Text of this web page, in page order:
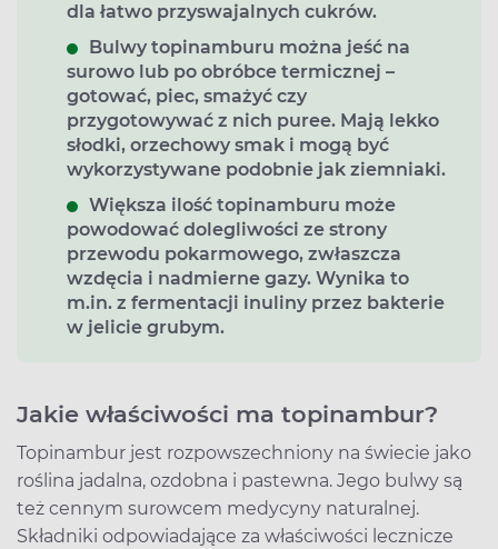
dla łatwo przyswajalnych cukrów.
Bulwy topinamburu można jeść na
surowo lub po obróbce termicznej –
gotować, piec, smażyć czy
przygotowywać z nich puree. Mają lekko
słodki, orzechowy smak i mogą być
wykorzystywane podobnie jak ziemniaki.
Większa ilość topinamburu może
powodować dolegliwości ze strony
przewodu pokarmowego, zwłaszcza
wzdęcia i nadmierne gazy. Wynika to
m.in. z fermentacji inuliny przez bakterie
w jelicie grubym.
Jakie właściwości ma topinambur?
Topinambur jest rozpowszechniony na świecie jako
roślina jadalna, ozdobna i pastewna. Jego bulwy są
też cennym surowcem medycyny naturalnej.
Składniki odpowiadające za właściwości lecznicze